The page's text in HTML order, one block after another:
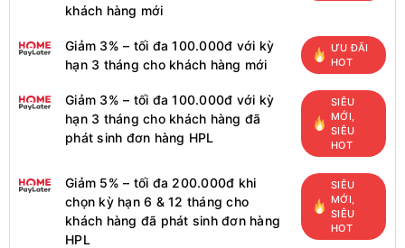
khách hàng mới
Giảm 3% – tối đa 100.000đ với kỳ
hạn 3 tháng cho khách hàng mới
ƯU ĐÃI
HOT
Giảm 3% – tối đa 100.000đ với kỳ
hạn 3 tháng cho khách hàng đã
phát sinh đơn hàng HPL
SIÊU
MỚI,
SIÊU
HOT
Giảm 5% – tối đa 200.000đ khi
chọn kỳ hạn 6 & 12 tháng cho
khách hàng đã phát sinh đơn hàng
HPL
SIÊU
MỚI,
SIÊU
HOT